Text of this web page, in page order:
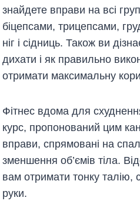
знайдете вправи на всі
біцепсами, трицепсами,
ніг і сідниць. Також ви
дихати і як правильно
отримати максимальну
Фітнес вдома для
курс, пропонований цим
вправи, спрямовані на
зменшення об’ємів тіла.
вам отримати тонку талію,
руки.